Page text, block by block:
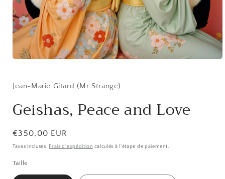
1
fenêtre
modale
Jean-Marie Gitard (Mr Strange)
Geishas, Peace and Love
Prix
habituel
€350,00 EUR
Taxes incluses. Frais d'expédition calculés à l'étape de paiement.
Taille